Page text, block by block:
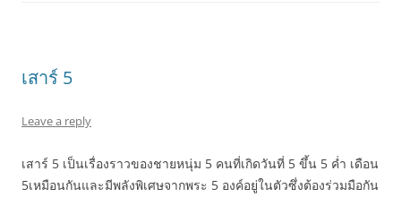
เสาร์ 5
Leave a reply
เสาร์ 5 เป็นเรื่องราวของชายหนุ่ม 5 คนที่เกิดวันที่ 5 ขึ้น 5 ค่ำ เดือน
5เหมือนกันและมีพลังพิเศษจากพระ 5 องค์อยู่ในตัวซึ่งต้องร่วมมือกัน